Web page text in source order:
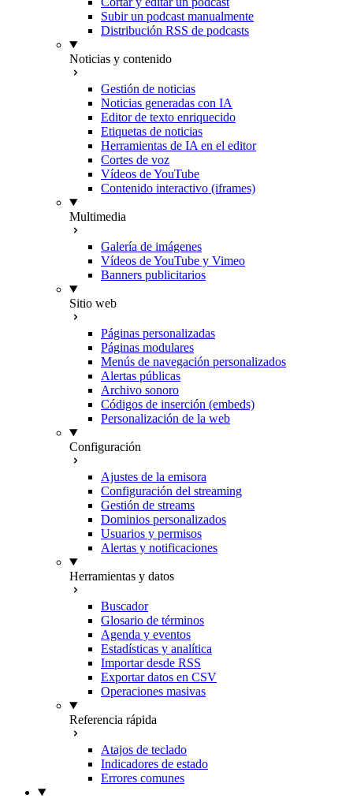
Subir un podcast manualmente
Distribución RSS de podcasts
Noticias y contenido
Gestión de noticias
Noticias generadas con IA
Editor de texto enriquecido
Etiquetas de noticias
Herramientas de IA en el editor
Cortes de voz
Vídeos de YouTube
Contenido interactivo (iframes)
Multimedia
Galería de imágenes
Vídeos de YouTube y Vimeo
Banners publicitarios
Sitio web
Páginas personalizadas
Páginas modulares
Menús de navegación personalizados
Alertas públicas
Archivo sonoro
Códigos de inserción (embeds)
Personalización de la web
Configuración
Ajustes de la emisora
Configuración del streaming
Gestión de streams
Dominios personalizados
Usuarios y permisos
Alertas y notificaciones
Herramientas y datos
Buscador
Glosario de términos
Agenda y eventos
Estadísticas y analítica
Importar desde RSS
Exportar datos en CSV
Operaciones masivas
Referencia rápida
Atajos de teclado
Indicadores de estado
Errores comunes